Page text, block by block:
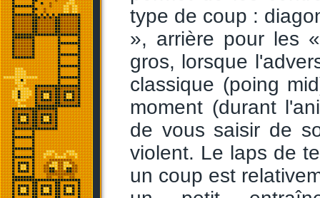
type de coup :
», arrière pour les
gros, lorsque
classique (poing
moment (durant
de vous saisir de
violent. Le laps de
un coup est